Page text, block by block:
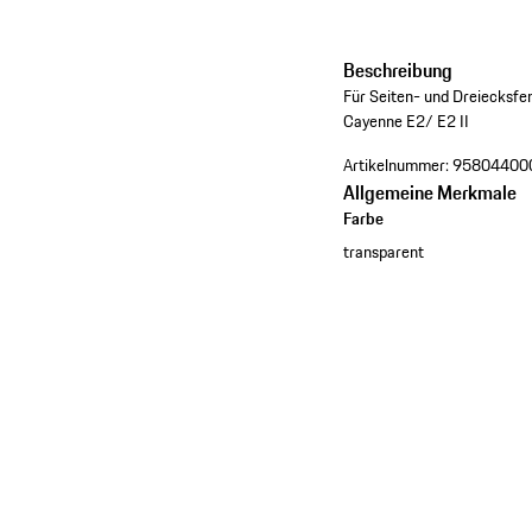
Beschreibung
Für Seiten- und
Cayenne E2/ E2 II
Artikelnummer:
Allgemeine Merkmale
Farbe
transparent